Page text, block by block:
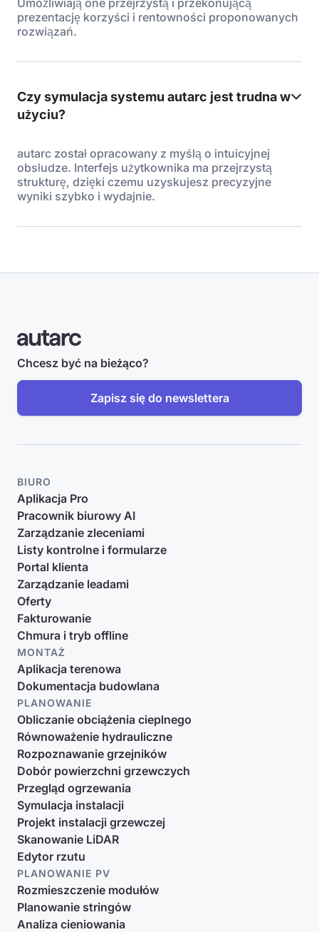
Umożliwiają one przejrzystą i przekonującą
prezentację korzyści i rentowności proponowanych
rozwiązań.
Czy symulacja systemu autarc jest trudna w
użyciu?
autarc został opracowany z myślą o intuicyjnej
obsłudze. Interfejs użytkownika ma przejrzystą
strukturę, dzięki czemu uzyskujesz precyzyjne
wyniki szybko i wydajnie.
Chcesz być na bieżąco?
Zapisz się do newslettera
BIURO
Aplikacja Pro
Pracownik biurowy AI
Zarządzanie zleceniami
Listy kontrolne i formularze
Portal klienta
Zarządzanie leadami
Oferty
Fakturowanie
Chmura i tryb offline
MONTAŻ
Aplikacja terenowa
Dokumentacja budowlana
PLANOWANIE
Obliczanie obciążenia cieplnego
Równoważenie hydrauliczne
Rozpoznawanie grzejników
Dobór powierzchni grzewczych
Przegląd ogrzewania
Symulacja instalacji
Projekt instalacji grzewczej
Skanowanie LiDAR
Edytor rzutu
PLANOWANIE PV
Rozmieszczenie modułów
Planowanie stringów
Analiza cieniowania